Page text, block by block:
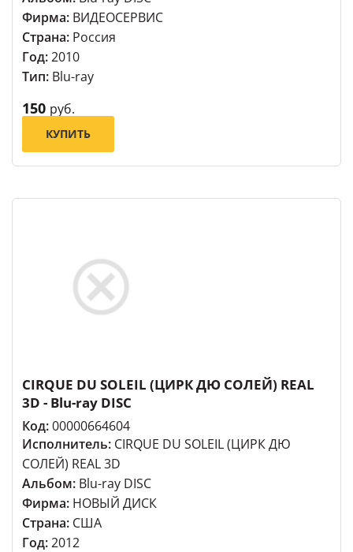
Фирма: ВИДЕОСЕРВИС
Страна: Россия
Год:2010
Тип: Blu-ray
150 руб.
КУПИТЬ
CIRQUE DU SOLEIL (ЦИРК ДЮ СОЛЕЙ) REAL
3D - Blu-ray DISC
Код:00000664604
Исполнитель: CIRQUE DU SOLEIL (ЦИРК ДЮ
СОЛЕЙ) REAL 3D
Альбом: Blu-ray DISC
Фирма: НОВЫЙ ДИСК
Страна: США
Год:2012